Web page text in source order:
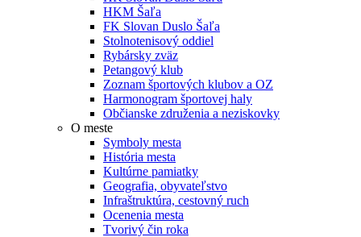
HKM Šaľa
FK Slovan Duslo Šaľa
Stolnotenisový oddiel
Rybársky zväz
Petangový klub
Zoznam športových klubov a OZ
Harmonogram športovej haly
Občianske združenia a neziskovky
O meste
Symboly mesta
História mesta
Kultúrne pamiatky
Geografia, obyvateľstvo
Infraštruktúra, cestovný ruch
Ocenenia mesta
Tvorivý čin roka